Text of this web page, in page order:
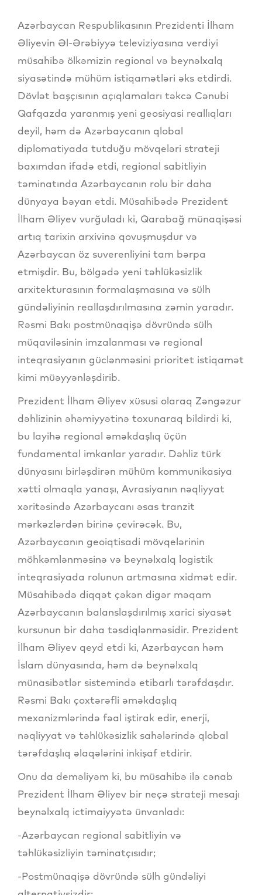
Azərbaycan Respublikasının Prezidenti İlham
Əliyevin Əl-Ərəbiyyə televiziyasına verdiyi
müsahibə ölkəmizin regional və beynəlxalq
siyasətində mühüm istiqamətləri əks etdirdi.
Dövlət başçısının açıqlamaları təkcə Cənubi
Qafqazda yaranmış yeni geosiyasi reallıqları
deyil, həm də Azərbaycanın qlobal
diplomatiyada tutduğu mövqeləri strateji
baxımdan ifadə etdi, regional sabitliyin
təminatında Azərbaycanın rolu bir daha
dünyaya bəyan etdi. Müsahibədə Prezident
İlham Əliyev vurğuladı ki, Qarabağ münaqişəsi
artıq tarixin arxivinə qovuşmuşdur və
Azərbaycan öz suverenliyini tam bərpa
etmişdir. Bu, bölgədə yeni təhlükəsizlik
arxitekturasının formalaşmasına və sülh
gündəliyinin reallaşdırılmasına zəmin yaradır.
Rəsmi Bakı postmünaqişə dövründə sülh
müqaviləsinin imzalanması və regional
inteqrasiyanın güclənməsini prioritet istiqamət
kimi müəyyənləşdirib.
Prezident İlham Əliyev xüsusi olaraq Zəngəzur
dəhlizinin əhəmiyyətinə toxunaraq bildirdi ki,
bu layihə regional əməkdaşlıq üçün
fundamental imkanlar yaradır. Dəhliz türk
dünyasını birləşdirən mühüm kommunikasiya
xətti olmaqla yanaşı, Avrasiyanın nəqliyyat
xəritəsində Azərbaycanı əsas tranzit
mərkəzlərdən birinə çevirəcək. Bu,
Azərbaycanın geoiqtisadi mövqelərinin
möhkəmlənməsinə və beynəlxalq logistik
inteqrasiyada rolunun artmasına xidmət edir.
Müsahibədə diqqət çəkən digər məqam
Azərbaycanın balanslaşdırılmış xarici siyasət
kursunun bir daha təsdiqlənməsidir. Prezident
İlham Əliyev qeyd etdi ki, Azərbaycan həm
İslam dünyasında, həm də beynəlxalq
münasibətlər sistemində etibarlı tərəfdaşdır.
Rəsmi Bakı çoxtərəfli əməkdaşlıq
mexanizmlərində fəal iştirak edir, enerji,
nəqliyyat və təhlükəsizlik sahələrində qlobal
tərəfdaşlıq əlaqələrini inkişaf etdirir.
Onu da deməliyəm ki, bu müsahibə ilə cənab
Prezident İlham Əliyev bir neçə strateji mesajı
beynəlxalq ictimaiyyətə ünvanladı:
-Azərbaycan regional sabitliyin və
təhlükəsizliyin təminatçısıdır;
-Postmünaqişə dövründə sülh gündəliyi